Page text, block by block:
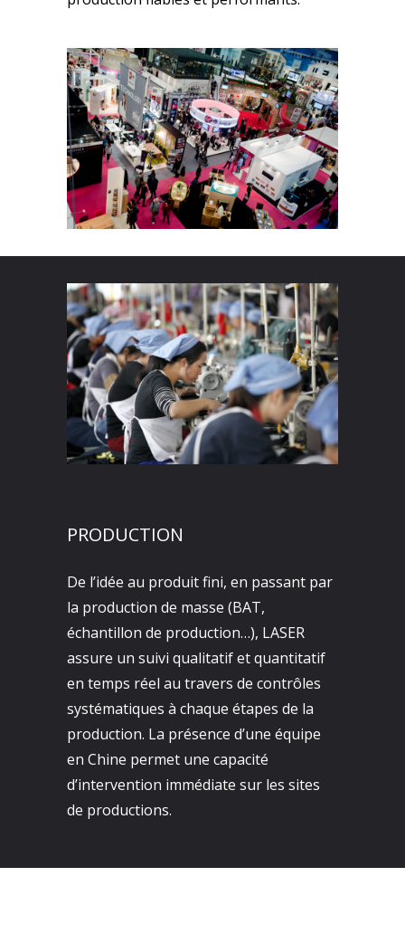
PRODUCTION
De l’idée au produit fini, en passant par
la production de masse (BAT,
échantillon de production…), LASER
assure un suivi qualitatif et quantitatif
en temps réel au travers de contrôles
systématiques à chaque étapes de la
production. La présence d’une équipe
en Chine permet une capacité
d’intervention immédiate sur les sites
de productions.